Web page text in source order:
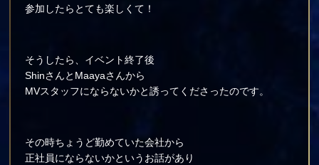
参加したらとても楽しくて！
そうしたら、イベント終了後
ShinさんとMaayaさんから
MVスタッフにならないかと誘ってくださったのです。
その時ちょうど勤めていた会社から
正社員にならないかというお話があり